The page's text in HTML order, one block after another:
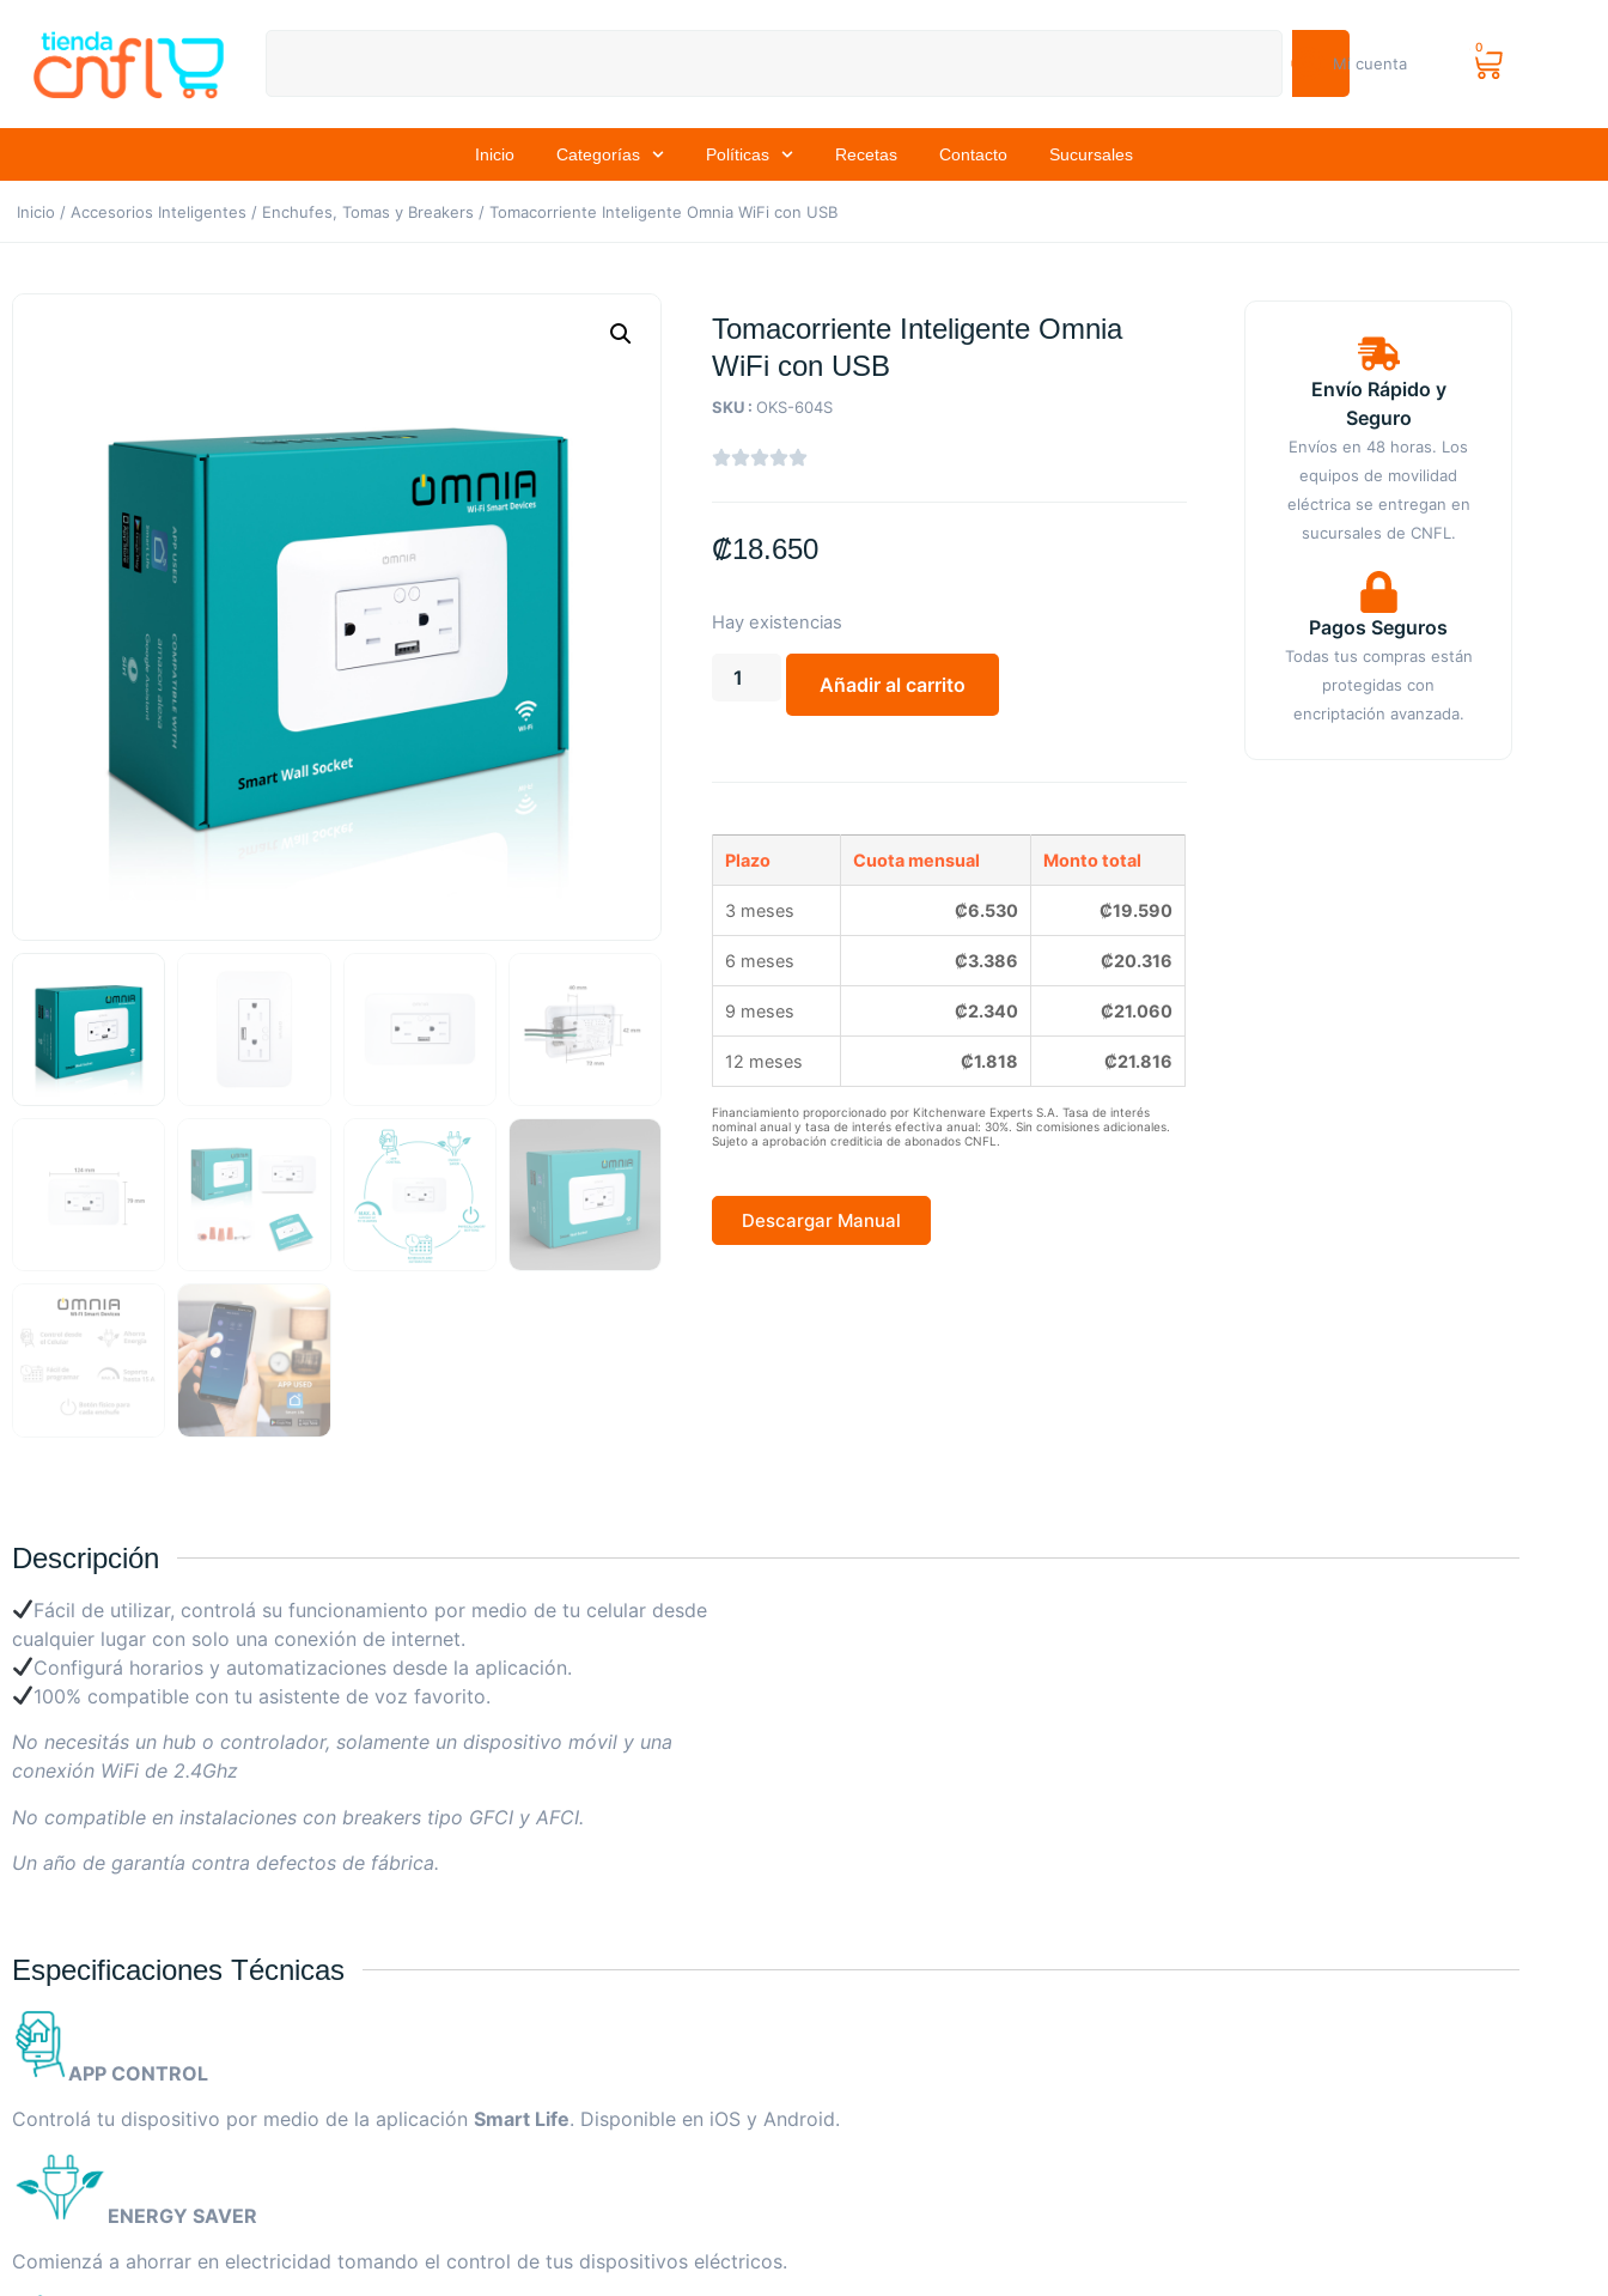
Mi cuenta
0
Inicio Categorías Políticas Recetas Contacto Sucursales
Inicio / Accesorios Inteligentes / Enchufes, Tomas y Breakers / Tomacorriente Inteligente Omnia WiFi con USB
Tomacorriente Inteligente Omnia
WiFi con USB
SKU :OKS-604S
₡18.650
Hay existencias
Añadir al carrito
Plazo Cuota mensual Monto total
3 meses ₡6.530 ₡19.590
6 meses ₡3.386 ₡20.316
9 meses ₡2.340 ₡21.060
12 meses ₡1.818 ₡21.816
Financiamiento proporcionado por Kitchenware Experts S.A. Tasa de interés
nominal anual y tasa de interés efectiva anual: 30%. Sin comisiones adicionales.
Sujeto a aprobación crediticia de abonados CNFL.
Descargar Manual
Envío Rápido y
Seguro
Envíos en 48 horas. Los
equipos de movilidad
eléctrica se entregan en
sucursales de CNFL.
Pagos Seguros
Todas tus compras están
protegidas con
encriptación avanzada.
Descripción
Fácil de utilizar, controlá su funcionamiento por medio de tu celular desde
cualquier lugar con solo una conexión de internet.
Configurá horarios y automatizaciones desde la aplicación.
100% compatible con tu asistente de voz favorito.
No necesitás un hub o controlador, solamente un dispositivo móvil y una
conexión WiFi de 2.4Ghz
No compatible en instalaciones con breakers tipo GFCI y AFCI.
Un año de garantía contra defectos de fábrica.
Especificaciones Técnicas
APP CONTROL
Controlá tu dispositivo por medio de la aplicación Smart Life. Disponible en iOS y Android.
ENERGY SAVER
Comienzá a ahorrar en electricidad tomando el control de tus dispositivos eléctricos.